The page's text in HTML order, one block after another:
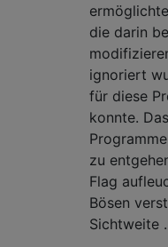
die darin
ignoriert
für diese
konnte.
zu
Flag
Bösen
Sichtweite